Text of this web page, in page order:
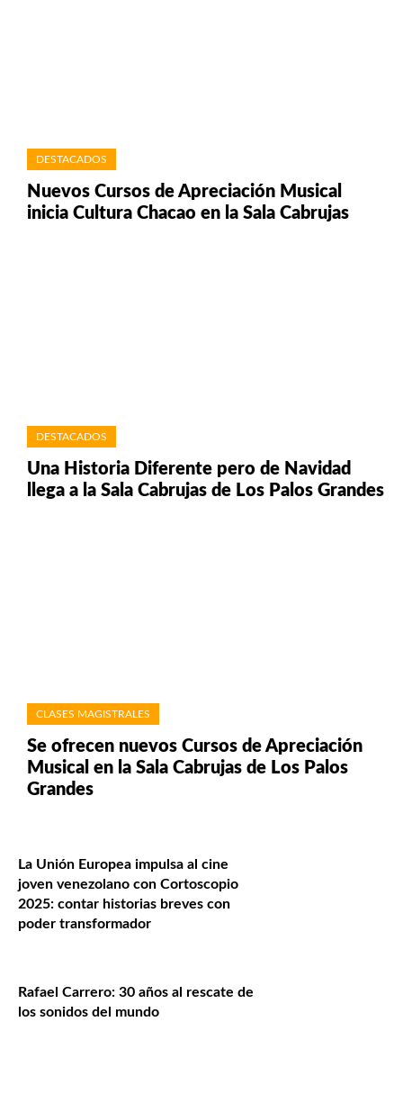
DESTACADOS
Nuevos Cursos de Apreciación Musical
inicia Cultura Chacao en la Sala Cabrujas
DESTACADOS
Una Historia Diferente pero de Navidad
llega a la Sala Cabrujas de Los Palos Grandes
CLASES MAGISTRALES
Se ofrecen nuevos Cursos de Apreciación
Musical en la Sala Cabrujas de Los Palos
Grandes
La Unión Europea impulsa al cine
joven venezolano con Cortoscopio
2025: contar historias breves con
poder transformador
Rafael Carrero: 30 años al rescate de
los sonidos del mundo